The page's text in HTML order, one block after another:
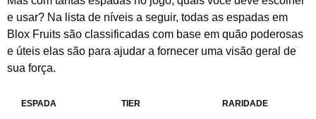
e usar? Na lista de níveis a seguir, todas as espadas em
Blox Fruits são classificadas com base em quão poderosas
e úteis elas são para ajudar a fornecer uma visão geral de
sua força.
ESPADA TIER RARIDADE